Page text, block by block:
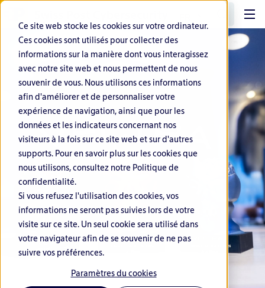
Ce site web stocke les cookies sur votre ordinateur.
Ces cookies sont utilisés pour collecter des
informations sur la manière dont vous interagissez
avec notre site web et nous permettent de nous
souvenir de vous. Nous utilisons ces informations
afin d'améliorer et de personnaliser votre
expérience de navigation, ainsi que pour les
données et les indicateurs concernant nos
visiteurs à la fois sur ce site web et sur d'autres
supports. Pour en savoir plus sur les cookies que
nous utilisons, consultez notre Politique de
confidentialité.
Si vous refusez l'utilisation des cookies, vos
informations ne seront pas suivies lors de votre
visite sur ce site. Un seul cookie sera utilisé dans
votre navigateur afin de se souvenir de ne pas
suivre vos préférences.
Paramètres du cookies